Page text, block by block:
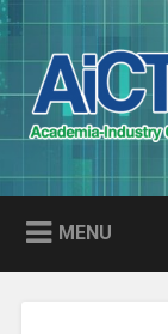
Skip
to
content
Search
AICTSP
Academia-
MENU